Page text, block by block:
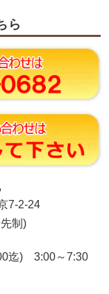
ら
7-2-24
制)
迄) 3:00～7:30